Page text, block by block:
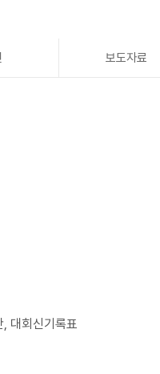
보도자료
대회신기록표